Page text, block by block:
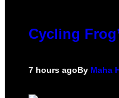
Cycling
7 hours agoBy Maha